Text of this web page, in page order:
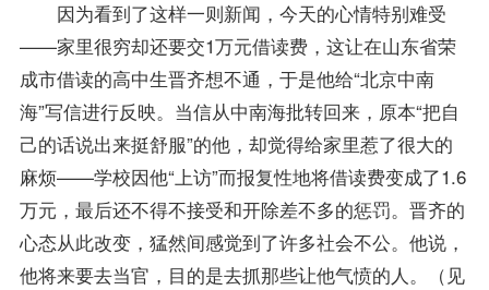
因为看到了这样一则新闻，今天的心情特别难受
——家里很穷却还要交1万元借读费，这让在山东省荣
成市借读的高中生晋齐想不通，于是他给“北京中南
海”写信进行反映。当信从中南海批转回来，原本“把自
己的话说出来挺舒服”的他，却觉得给家里惹了很大的
麻烦——学校因他“上访”而报复性地将借读费变成了1.6
万元，最后还不得不接受和开除差不多的惩罚。晋齐的
心态从此改变，猛然间感觉到了许多社会不公。他说，
他将来要去当官，目的是去抓那些让他气愤的人。（见